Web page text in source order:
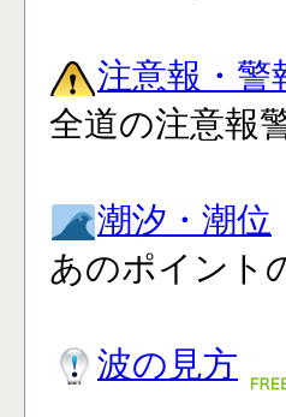
注意報・警
全道の注意報
潮汐・潮位
あのポイント
波の見方